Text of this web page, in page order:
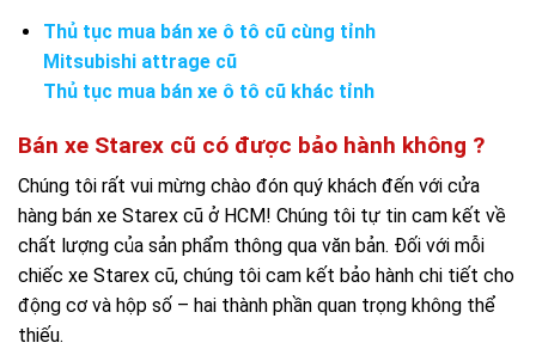
Thủ tục mua bán xe ô tô cũ cùng tỉnh
Mitsubishi attrage cũ
Thủ tục mua bán xe ô tô cũ khác tỉnh
Bán xe Starex cũ có được bảo hành không ?
Chúng tôi rất vui mừng chào đón quý khách đến với cửa
hàng bán xe Starex cũ ở HCM! Chúng tôi tự tin cam kết về
chất lượng của sản phẩm thông qua văn bản. Đối với mỗi
chiếc xe Starex cũ, chúng tôi cam kết bảo hành chi tiết cho
động cơ và hộp số – hai thành phần quan trọng không thể
thiếu.